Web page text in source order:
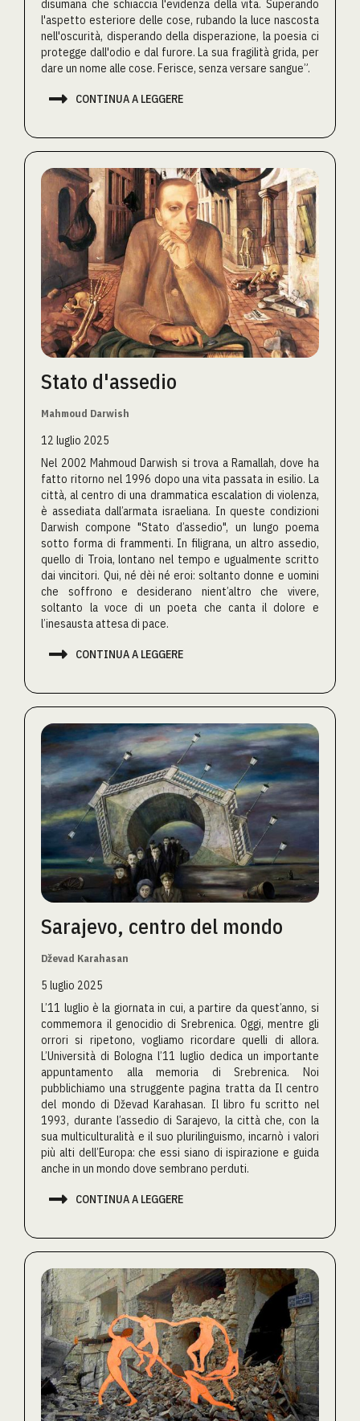
disumana che schiaccia l'evidenza della vita. Superando
l'aspetto esteriore delle cose, rubando la luce nascosta
nell'oscurità, disperando della disperazione, la poesia ci
protegge dall'odio e dal furore. La sua fragilità grida, per
dare un nome alle cose. Ferisce, senza versare sangue”.
 CONTINUA A LEGGERE
Stato d'assedio
Mahmoud Darwish
12 luglio 2025
Nel 2002 Mahmoud Darwish si trova a Ramallah, dove ha
fatto ritorno nel 1996 dopo una vita passata in esilio. La
città, al centro di una drammatica escalation di violenza,
è assediata dall’armata israeliana. In queste condizioni
Darwish compone "Stato d’assedio", un lungo poema
sotto forma di frammenti. In filigrana, un altro assedio,
quello di Troia, lontano nel tempo e ugualmente scritto
dai vincitori. Qui, né dèi né eroi: soltanto donne e uomini
che soffrono e desiderano nient’altro che vivere,
soltanto la voce di un poeta che canta il dolore e
l’inesausta attesa di pace.
 CONTINUA A LEGGERE
Sarajevo, centro del mondo
Dževad Karahasan
5 luglio 2025
L’11 luglio è la giornata in cui, a partire da quest’anno, si
commemora il genocidio di Srebrenica. Oggi, mentre gli
orrori si ripetono, vogliamo ricordare quelli di allora.
L’Università di Bologna l’11 luglio dedica un importante
appuntamento alla memoria di Srebrenica. Noi
pubblichiamo una struggente pagina tratta da Il centro
del mondo di Dževad Karahasan. Il libro fu scritto nel
1993, durante l’assedio di Sarajevo, la città che, con la
sua multiculturalità e il suo plurilinguismo, incarnò i valori
più alti dell’Europa: che essi siano di ispirazione e guida
anche in un mondo dove sembrano perduti.
 CONTINUA A LEGGERE